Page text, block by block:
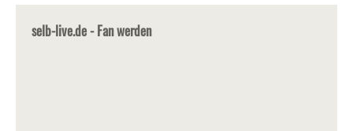
selb-live.de - Fan werden